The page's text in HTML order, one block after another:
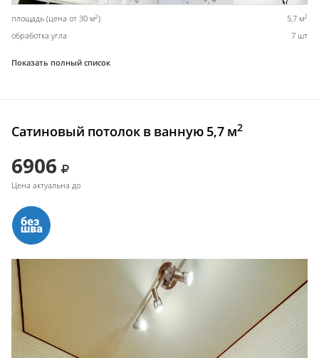
площадь (цена от 30 м2) 5,7 м2
обработка угла 7 шт
Показать полный список
Сатиновый потолок в ванную 5,7 м2
6906
Цена актуальна до